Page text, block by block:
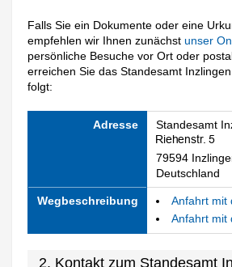
Falls Sie ein Dokumente oder eine
empfehlen wir Ihnen zunächstunser
persönliche Besuche vor Ort oder
erreichen Sie das Standesamt
folgt:
Adresse Standesamt
79594
Deutschland
Wegbeschreibung
Anfahrt mit
Anfahrt mit
2. Kontakt zum Standesamt